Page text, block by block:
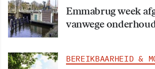
Emmabrug week
vanwege
BEREIKBAARHEID &